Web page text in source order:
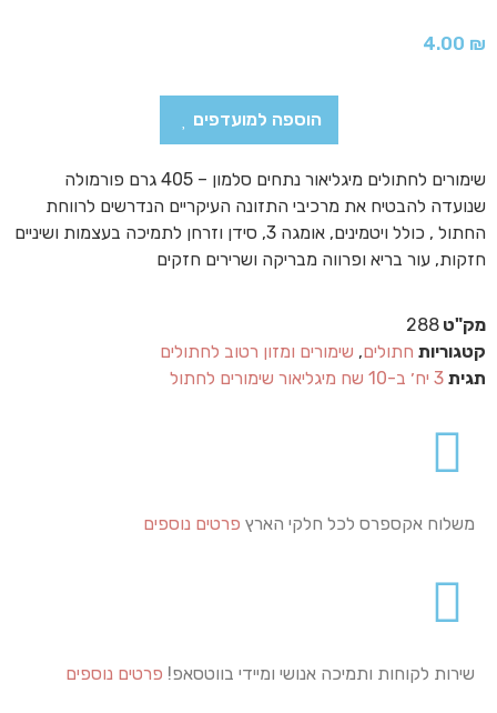
4.00 ₪
הוספה למועדפים
שימורים לחתולים מיגליאור נתחים סלמון – 405 גרם פורמולה
שנועדה להבטיח את מרכיבי התזונה העיקריים הנדרשים לרווחת
החתול , כולל ויטמינים, אומגה 3, סידן וזרחן לתמיכה בעצמות ושיניים
חזקות, עור בריא ופרווה מבריקה ושרירים חזקים
מק"ט 288
קטגוריות חתולים, שימורים ומזון רטוב לחתולים
תגית 3 יח׳ ב-10 שח מיגליאור שימורים לחתול
משלוח אקספרס לכל חלקי הארץ פרטים נוספים
שירות לקוחות ותמיכה אנושי ומיידי בווטסאפ! פרטים נוספים